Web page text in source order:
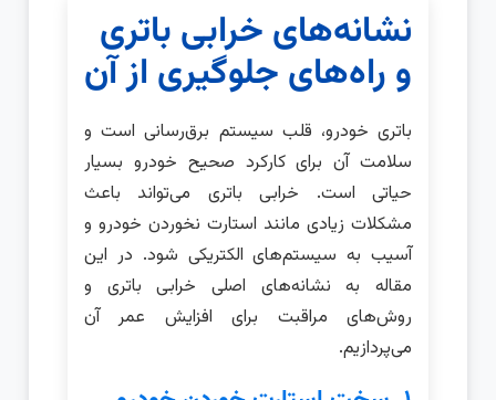
نشانه‌های خرابی باتری
و راه‌های جلوگیری از آن
باتری خودرو، قلب سیستم برق‌رسانی است و
سلامت آن برای کارکرد صحیح خودرو بسیار
حیاتی است. خرابی باتری می‌تواند باعث
مشکلات زیادی مانند استارت نخوردن خودرو و
آسیب به سیستم‌های الکتریکی شود. در این
مقاله به نشانه‌های اصلی خرابی باتری و
روش‌های مراقبت برای افزایش عمر آن
می‌پردازیم.